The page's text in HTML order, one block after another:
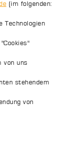
(im folgenden:
Technologien
von uns
stehendem
von